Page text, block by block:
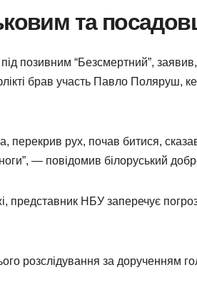
та
позивним “Безсмертний”,
брав участь Павло Поляруш,
перекрив рух, почав битися,
— повідомив білоруський
представник НБУ заперечує
розслідування за дорученням